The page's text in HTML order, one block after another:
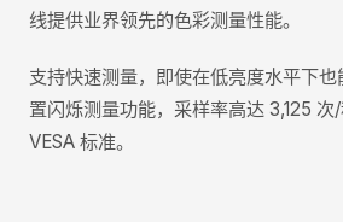
线提供业界领先的色彩测量性能。
支持快速测量，即使在低亮度水平下
置闪烁测量功能，采样率高达 3,125 次
VESA 标准。